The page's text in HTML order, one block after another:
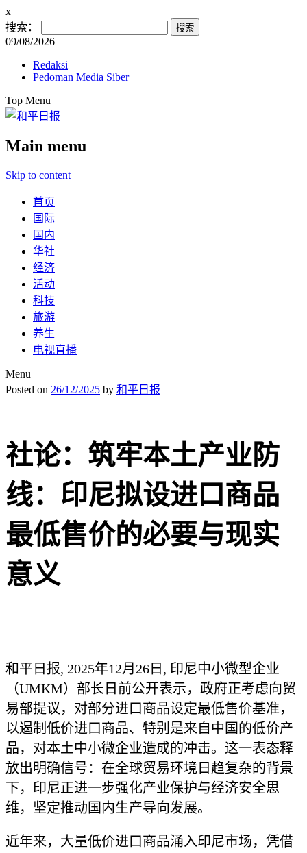
x
搜索：
09/08/2026
Redaksi
Pedoman Media Siber
Top Menu
Main menu
Skip to content
首页
国际
国内
华社
经济
活动
科技
旅游
养生
电视直播
Menu
Posted on 26/12/2025 by 和平日报
社论：筑牢本土产业防
线：印尼拟设进口商品
最低售价的必要与现实
意义
和平日报, 2025年12月26日, 印尼中小微型企业
（UMKM）部长日前公开表示，政府正考虑向贸
易部提议，对部分进口商品设定最低售价基准，
以遏制低价进口商品、特别是来自中国的低价产
品，对本土中小微企业造成的冲击。这一表态释
放出明确信号：在全球贸易环境日趋复杂的背景
下，印尼正进一步强化产业保护与经济安全思
维，坚定推动国内生产导向发展。
近年来，大量低价进口商品涌入印尼市场，凭借